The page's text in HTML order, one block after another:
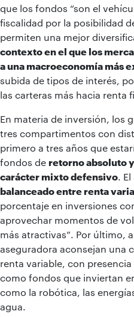
que los fondos “son el
fiscalidad por la posibilidad
permiten una mejor
contexto en el que los
a una macroeconomía más
subida de tipos de interés,
las carteras más hacia renta
En materia de inversión, los
tres compartimentos con
primero a tres años que
fondos de retorno absoluto
carácter mixto defensivo .
balanceado entre renta
porcentaje en inversiones
aprovechar momentos de
más atractivas”. Por último,
aseguradora aconsejan una
renta variable, con
como fondos que inviertan
como la robótica, las
agua.